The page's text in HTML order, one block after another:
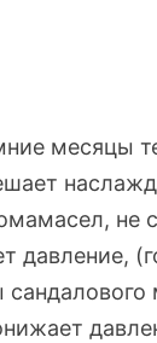
месяцы
не
давление,